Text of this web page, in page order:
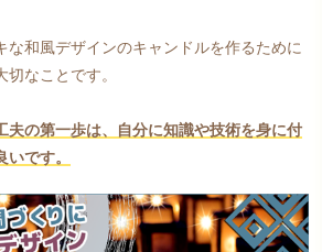
な和風デザインのキャンドルを作るために
なことです。
夫の第一歩は、自分に知識や技術を身に付
です。